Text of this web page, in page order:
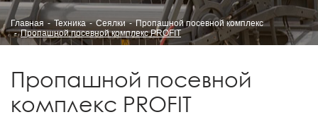
Главная Техника Сеялки
Пропашной посевной комплекс
Пропашной посевной комплекс PROFIT
Пропашной посевной
комплекс PROFIT